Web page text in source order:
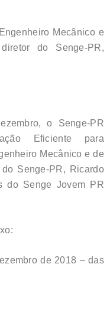
Mecânico e
do Senge-PR,
o Senge-PR
Eficiente para
Mecânico e de
Senge-PR, Ricardo
do Senge Jovem PR
de 2018 – das